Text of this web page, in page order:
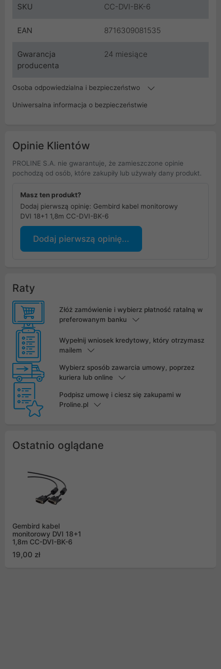
SKU CC-DVI-BK-6
EAN 8716309081535
Gwarancja
producenta
24 miesiące
Osoba odpowiedzialna i bezpieczeństwo
Uniwersalna informacja o bezpieczeństwie
Opinie Klientów
PROLINE S.A. nie gwarantuje, że zamieszczone opinie
pochodzą od osób, które zakupiły lub używały dany produkt.
Masz ten produkt?
Dodaj pierwszą opinię: Gembird kabel monitorowy
DVI 18+1 1,8m CC-DVI-BK-6
Dodaj pierwszą opinię...
Raty
Złóż zamówienie i wybierz płatność ratalną w
preferowanym banku
Wypełnij wniosek kredytowy, który otrzymasz
mailem
Wybierz sposób zawarcia umowy, poprzez
kuriera lub online
Podpisz umowę i ciesz się zakupami w
Proline.pl
Ostatnio oglądane
Gembird kabel
monitorowy DVI 18+1
1,8m CC-DVI-BK-6
19,00 zł